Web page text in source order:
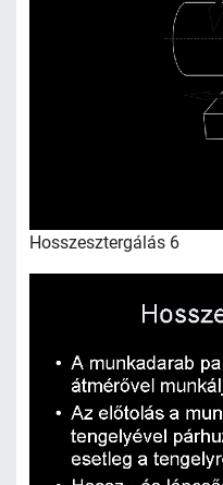
Hosszesztergálás 6